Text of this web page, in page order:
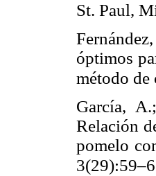
St. Paul,
óptimos
método de
García,
Relación
pomelo